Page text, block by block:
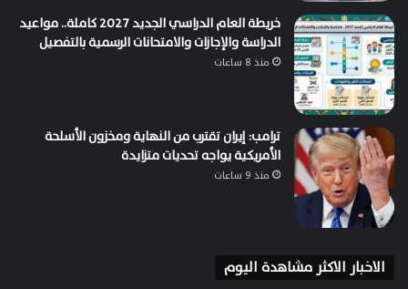
خريطة العام الدراسي الجديد 2027 كاملة.. مواعيد
الدراسة والإجازات والامتحانات الرسمية بالتفصيل
منذ 8 ساعات
ترامب: إيران تقترب من النهاية ومخزون الأسلحة
الأمريكية يواجه تحديات متزايدة
منذ 9 ساعات
الاخبار الاكثر مشاهدة اليوم